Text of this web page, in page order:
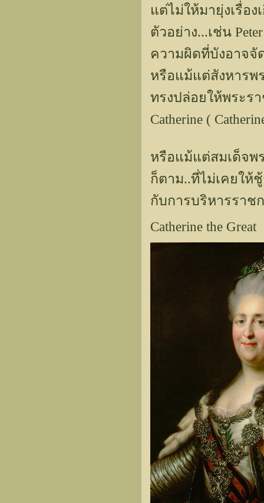
แต่ไม่ให้มายุ่งเรื่อ
ตัวอย่าง...เช่น
ความผิดที่บังอาจจั
หรือแม้แต่สังหารพ
ทรงปล่อยให้พระร
Catherine (
หรือแม้แต่สมเด็จพร
ก็ตาม..ที่ไม่เคยให้
กับการบริหารราช
Catherine the Great